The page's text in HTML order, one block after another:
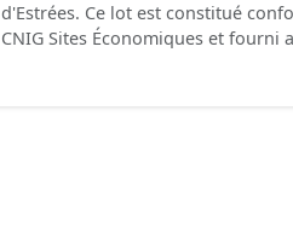
d'Estrées. Ce lot est constitué
CNIG Sites Économiques et fourni